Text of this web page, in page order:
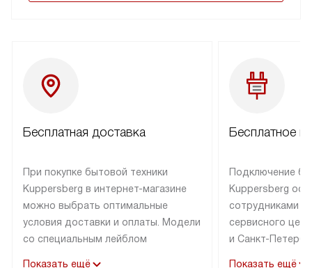
Бесплатная доставка
При покупке бытовой техники
Kuppersberg в интернет-магазине
можно выбрать оптимальные
условия доставки и оплаты. Модели
со специальным лейблом
Показать ещё
Бесплатное
Подключение
Kuppersberg
сотрудниками
сервисного
и Санкт-
Показать ещё